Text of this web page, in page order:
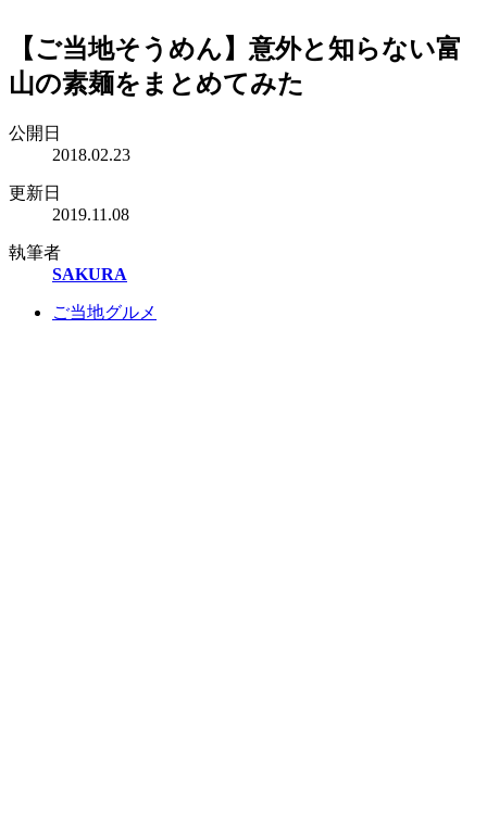
【ご当地そうめん】意外と知らない富
山の素麺をまとめてみた
公開日
2018.02.23
更新日
2019.11.08
執筆者
SAKURA
ご当地グルメ